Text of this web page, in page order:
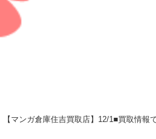
【マンガ倉庫住吉買取店】12/1■買取情